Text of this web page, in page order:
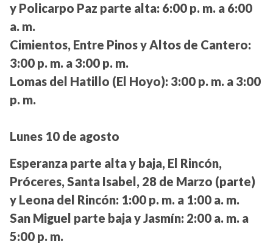
y Policarpo Paz parte alta: 6:00 p. m. a 6:00
a. m.
Cimientos, Entre Pinos y Altos de Cantero:
3:00 p. m. a 3:00 p. m.
Lomas del Hatillo (El Hoyo): 3:00 p. m. a 3:00
p. m.
Lunes 10 de agosto
Esperanza parte alta y baja, El Rincón,
Próceres, Santa Isabel, 28 de Marzo (parte)
y Leona del Rincón: 1:00 p. m. a 1:00 a. m.
San Miguel parte baja y Jasmín: 2:00 a. m. a
5:00 p. m.